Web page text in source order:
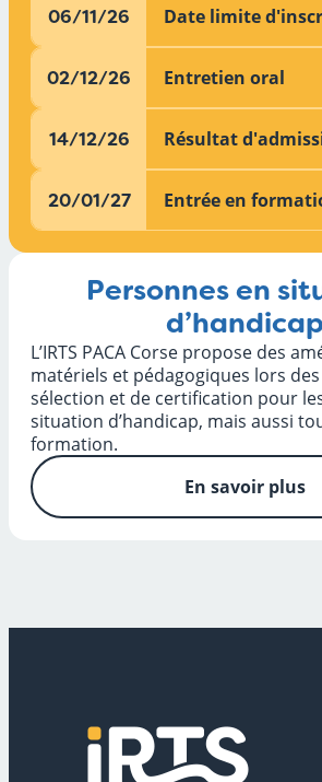
06/11/26 Date limite
02/12/26 Entretien oral
14/12/26 Résultat
20/01/27 Entrée en
Personnes en
d’handicap
L’IRTS PACA Corse propose des
matériels et pédagogiques lors
sélection et de certification pour
situation d’handicap, mais aussi
formation.
En savoir plus